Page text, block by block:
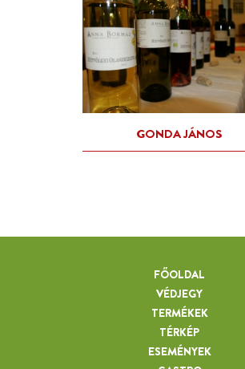
FŐOLDAL
VÉDJEGY
TERMÉKEK
TÉRKÉP
ESEMÉNYEK